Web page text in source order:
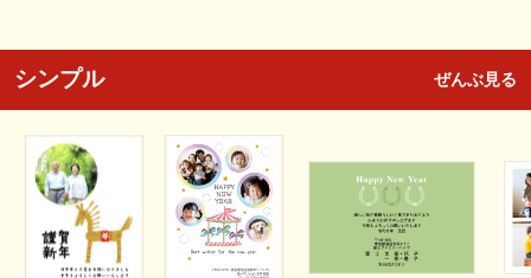
シンプル ぜんぶ見る